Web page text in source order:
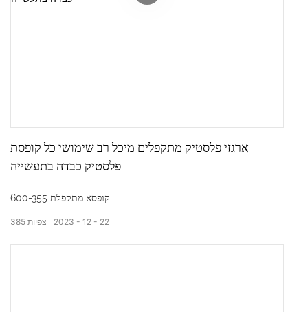
ארגזי פלסטיק מתקפלים מיכל רב שימושי כל קופסת
פלסטיק כבדה בתעשייה
600-355 קופסא מתקפלת
מידות חיצוניות: 600*400*355 מ"מ
2023 12 22
385 צפיות